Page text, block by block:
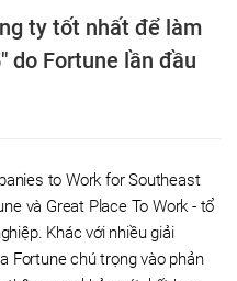
ty tốt nhất để làm
do Fortune lần đầu
to Work for Southeast
và Great Place To Work - tổ
Khác với nhiều giải
Fortune chú trọng vào phản